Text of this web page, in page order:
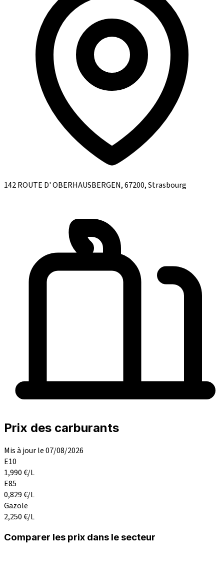
142 ROUTE D' OBERHAUSBERGEN, 67200, Strasbourg
Prix des carburants
Mis à jour le 07/08/2026
E10
1,990€/L
E85
0,829€/L
Gazole
2,250€/L
Comparer les prix dans le secteur